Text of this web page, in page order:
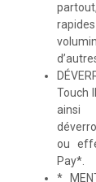
Touch
ainsi
ou
Pay*.
*